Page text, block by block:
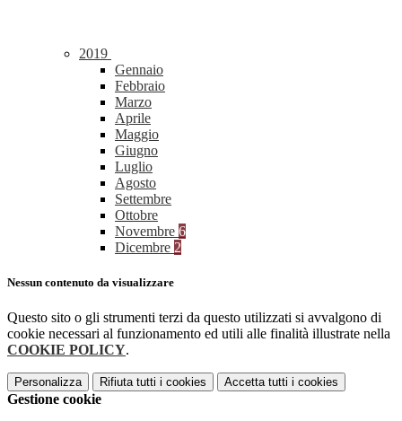
2019
Gennaio
Febbraio
Marzo
Aprile
Maggio
Giugno
Luglio
Agosto
Settembre
Ottobre
Novembre 6
Dicembre 2
Nessun contenuto da visualizzare
Questo sito o gli strumenti terzi da questo utilizzati si avvalgono di
cookie necessari al funzionamento ed utili alle finalità illustrate nella
COOKIE POLICY.
Personalizza Rifiuta tutti i cookies Accetta tutti i cookies
Gestione cookie